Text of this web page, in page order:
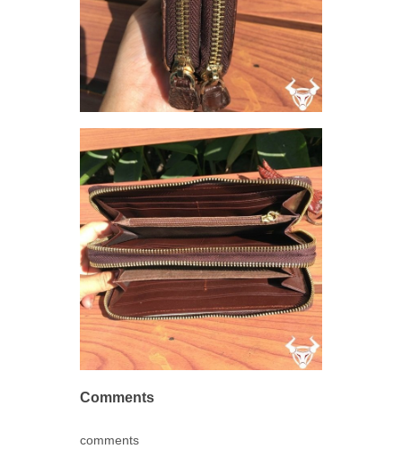
Comments
comments